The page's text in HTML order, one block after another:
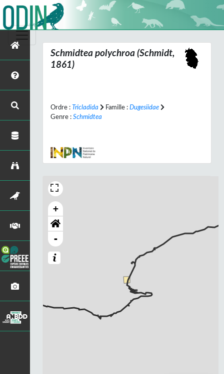
Schmidtea polychroa (Schmidt,
1861)
Ordre : Tricladida Famille : Dugesiidae
Genre : Schmidtea
+
-